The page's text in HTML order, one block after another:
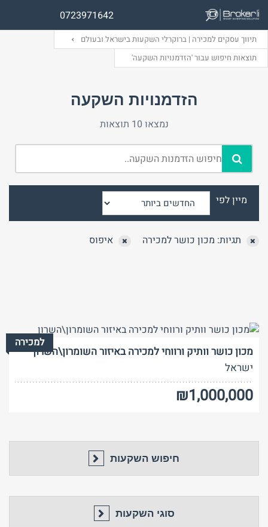
0723971642
התחבר באמצעות:
סיסמה?
התחבר באמצעות:
טלפון
תיווך עסקים למכירה | ברוקרלי השקעות בישראל ובעולם
תוצאות חיפוש עבור 'הזדמנויות השקעה'
הזדמנויות השקעה
נמצאו 10 תוצאות
מיין לפי
תגיות: מכון כושר למכירה איפוס
למכירה
מכון כושר וותיק ורווחי למכירה באיזור השומרון\השרון
ישראל
₪1,000,000
חיפוש השקעות
סוגי השקעות